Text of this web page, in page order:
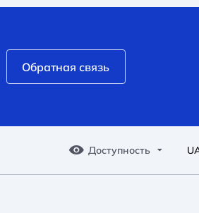
Обратная связь
Доступность